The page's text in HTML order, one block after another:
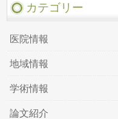
カテゴリー
医院情報
地域情報
学術情報
論文紹介